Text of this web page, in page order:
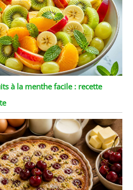
à la menthe facile : recette